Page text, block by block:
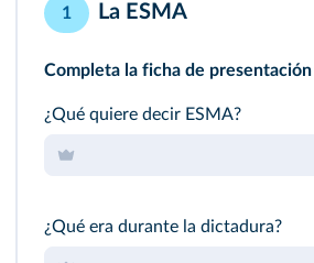
1 La ESMA
Completa la ficha de presentación
¿Qué quiere decir ESMA?
¿Qué era durante la dictadura?